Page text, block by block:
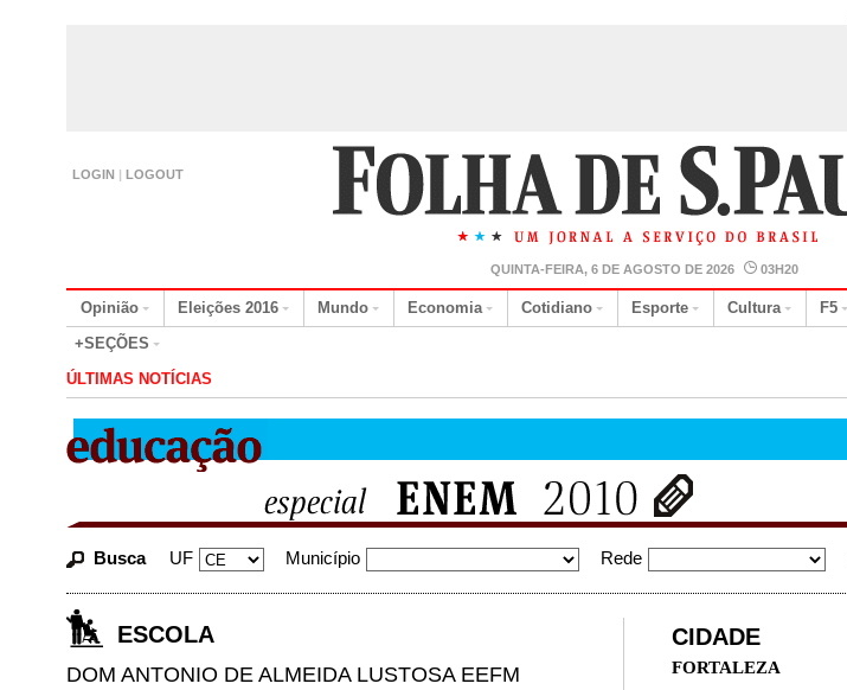
LOGIN | LOGOUT
QUINTA-FEIRA, 6 DE AGOSTO DE 2026 03H20
Opinião Eleições 2016 Mundo Economia Cotidiano Esporte Cultura F5
+SEÇÕES
ÚLTIMAS NOTÍCIAS
Busca UF Município Rede
ESCOLA
DOM ANTONIO DE ALMEIDA LUSTOSA EEFM
CIDADE
FORTALEZA